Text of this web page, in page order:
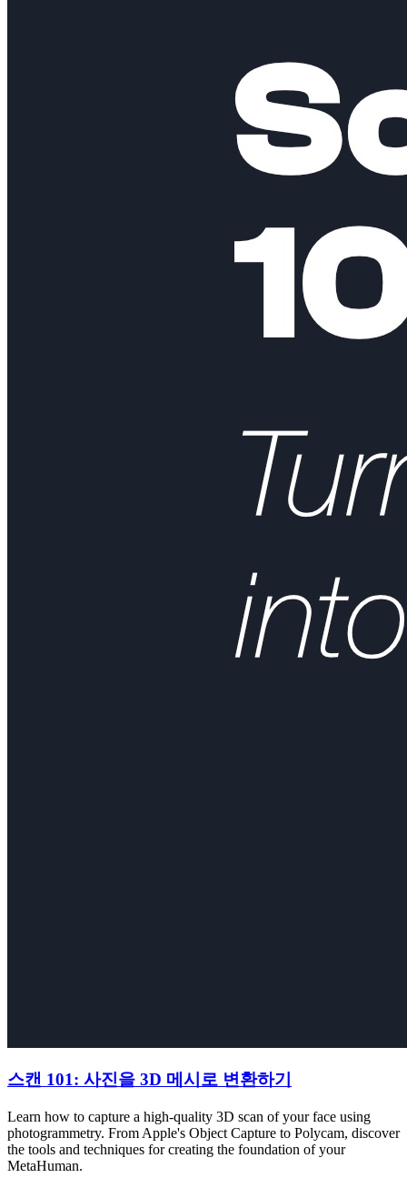
스캔 101: 사진을 3D 메시로 변환하기
Learn how to capture a high-quality 3D scan of your face using
photogrammetry. From Apple's Object Capture to Polycam, discover
the tools and techniques for creating the foundation of your
MetaHuman.